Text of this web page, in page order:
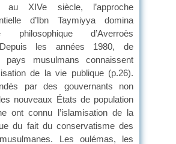
XIVe siècle, l’approche
d’Ibn Taymiyya domina
philosophique d’Averroès
les années 1980, de
pays musulmans connaissent
de la vie publique (p.26).
par des gouvernants non
nouveaux États de population
ont connu l’islamisation de la
du fait du conservatisme des
Les oulémas, les